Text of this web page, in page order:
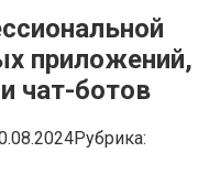
приложений,
чат-ботов
Рубрика: